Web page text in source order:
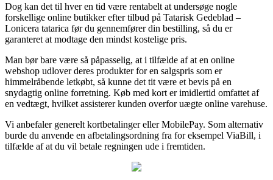
Dog kan det til hver en tid være rentabelt at undersøge nogle
forskellige online butikker efter tilbud på Tatarisk Gedeblad –
Lonicera tatarica før du gennemfører din bestilling, så du er
garanteret at modtage den mindst kostelige pris.
Man bør bare være så påpasselig, at i tilfælde af at en online
webshop udlover deres produkter for en salgspris som er
himmelråbende letkøbt, så kunne det tit være et bevis på en
snydagtig online forretning. Køb med kort er imidlertid omfattet af
en vedtægt, hvilket assisterer kunden overfor uægte online varehuse.
Vi anbefaler generelt kortbetalinger eller MobilePay. Som alternativ
burde du anvende en afbetalingsordning fra for eksempel ViaBill, i
tilfælde af at du vil betale regningen ude i fremtiden.